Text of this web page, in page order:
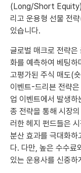
(Long/Short
리고 운용형 선물 전
있습니다.
글로벌 매크로 전략은
화를 예측하여 베팅
고평가된 주식 매도(
이벤트-드리븐 전략
업 이벤트에서 발생
종 전략을 통해 시장
러한 헤지 펀드들은
분산 효과를 극대화하
다. 다만, 높은 수수료
있는 운용사를 신중하